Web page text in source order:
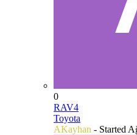
0
RAV4
Toyota
AKayhan - Started